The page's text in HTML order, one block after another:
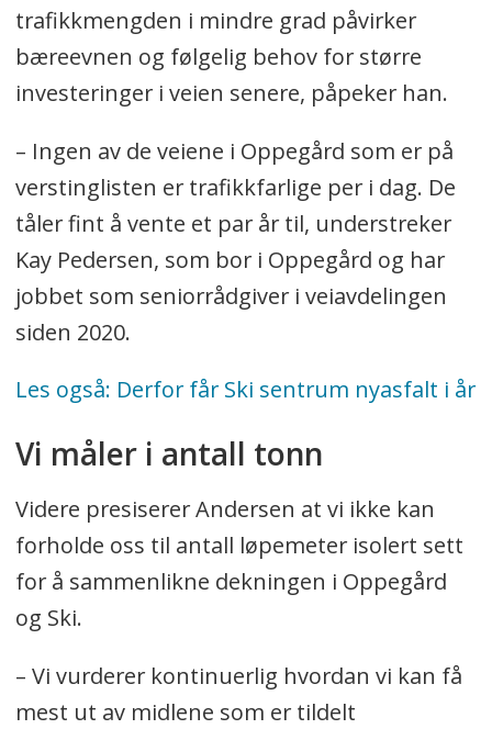
trafikkmengden i mindre grad påvirker
bæreevnen og følgelig behov for større
investeringer i veien senere, påpeker han.
– Ingen av de veiene i Oppegård som er på
verstinglisten er trafikkfarlige per i dag. De
tåler fint å vente et par år til, understreker
Kay Pedersen, som bor i Oppegård og har
jobbet som seniorrådgiver i veiavdelingen
siden 2020.
Les også: Derfor får Ski sentrum nyasfalt i år
Vi måler i antall tonn
Videre presiserer Andersen at vi ikke kan
forholde oss til antall løpemeter isolert sett
for å sammenlikne dekningen i Oppegård
og Ski.
– Vi vurderer kontinuerlig hvordan vi kan få
mest ut av midlene som er tildelt